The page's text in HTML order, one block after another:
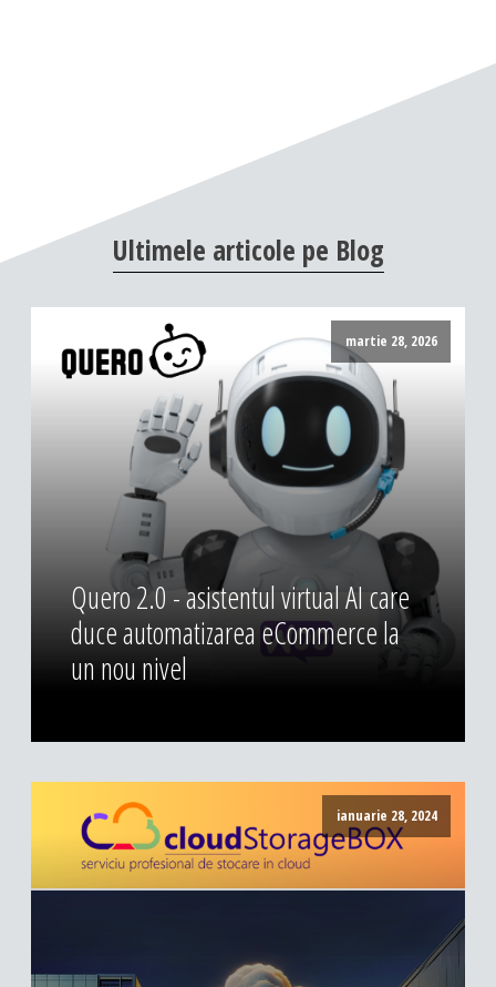
Ultimele articole pe Blog
martie 28, 2026
Quero 2.0 - asistentul virtual AI care
duce automatizarea eCommerce la
un nou nivel
ianuarie 28, 2024